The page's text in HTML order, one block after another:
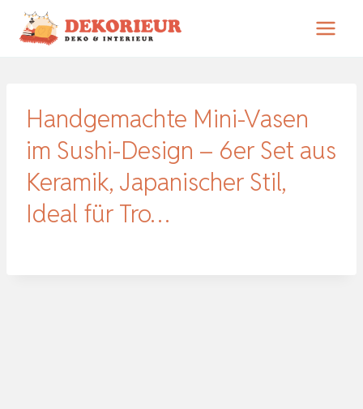
Zum
Inhalt
Handgemachte Mini-Vasen
im Sushi-Design – 6er Set aus
Keramik, Japanischer Stil,
Ideal für Tro…